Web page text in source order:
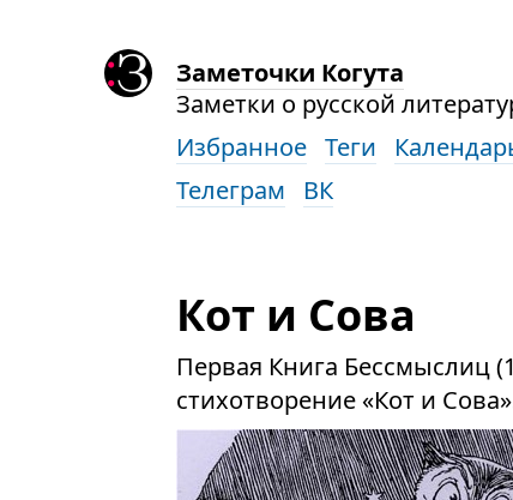
Заметочки Когута
Заметки о русской
Избранное Теги
Телеграм
ВК
Кот и Сова
Первая Книга Бессмыслиц
стихотворение «Кот и